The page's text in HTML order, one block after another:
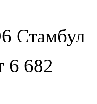
Стамбул
6 682